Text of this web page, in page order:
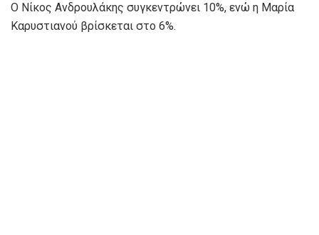
Ο Νίκος Ανδρουλάκης συγκεντρώνει 10%, ενώ η Μαρία
Καρυστιανού βρίσκεται στο 6%.